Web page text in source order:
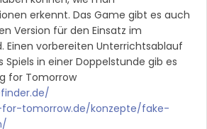
erkennt. Das Game gibt es auch
Version für den Einsatz im
Einen vorbereiten Unterrichtsablauf
Spiels in einer Doppelstunde gib es
for Tomorrow
tomorrow.de/konzepte/fake-